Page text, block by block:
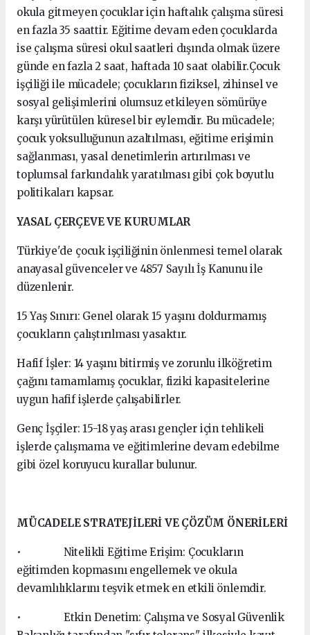
okula gitmeyen çocuklar için haftalık çalışma süresi
en fazla 35 saattir. Eğitime devam eden çocuklarda
ise çalışma süresi okul saatleri dışında olmak üzere
günde en fazla 2 saat, haftada 10 saat olabilir.Çocuk
işçiliği ile mücadele; çocukların fiziksel, zihinsel ve
sosyal gelişimlerini olumsuz etkileyen sömürüye
karşı yürütülen küresel bir eylemdir. Bu mücadele;
çocuk yoksulluğunun azaltılması, eğitime erişimin
sağlanması, yasal denetimlerin artırılması ve
toplumsal farkındalık yaratılması gibi çok boyutlu
politikaları kapsar.
YASAL ÇERÇEVE VE KURUMLAR
Türkiye'de çocuk işçiliğinin önlenmesi temel olarak
anayasal güvenceler ve 4857 Sayılı İş Kanunu ile
düzenlenir.
15 Yaş Sınırı: Genel olarak 15 yaşını doldurmamış
çocukların çalıştırılması yasaktır.
Hafif İşler: 14 yaşını bitirmiş ve zorunlu ilköğretim
çağını tamamlamış çocuklar, fiziki kapasitelerine
uygun hafif işlerde çalışabilirler.
Genç İşçiler: 15-18 yaş arası gençler için tehlikeli
işlerde çalışmama ve eğitimlerine devam edebilme
gibi özel koruyucu kurallar bulunur.
MÜCADELE STRATEJİLERİ VE ÇÖZÜM ÖNERİLERİ
• Nitelikli Eğitime Erişim: Çocukların
eğitimden kopmasını engellemek ve okula
devamlılıklarını teşvik etmek en etkili önlemdir.
• Etkin Denetim: Çalışma ve Sosyal Güvenlik